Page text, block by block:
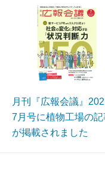
月刊『広報会議』
7月号に植物工場の記
が掲載されました